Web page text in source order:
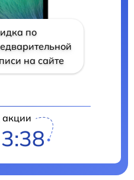
по
на сайте
акции